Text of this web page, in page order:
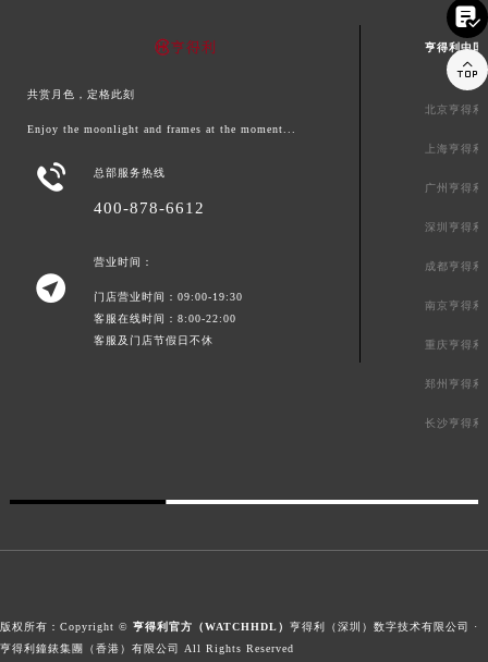
共赏月色，定格此刻
Enjoy the moonlight and frames at the moment...
 总部服务热线
400-878-6612

营业时间：
门店营业时间：09:00-19:30
客服在线时间：8:00-22:00
客服及门店节假日不休
亨得利中国
北京亨得利
上海亨得
广州亨得利
深圳亨得利
成都亨得利
南京亨得利
重庆亨得利
郑州亨得利
长沙亨得利
版权所有：Copyright © 亨得利官方（WATCHHDL） 亨得利（深圳）数字技术有限公司 ·
亨得利鐘錶集團（香港）有限公司 All Rights Reserved

